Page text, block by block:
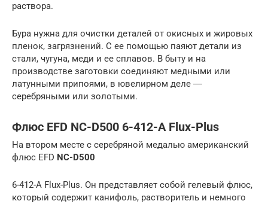
раствора.
Бура нужна для очистки деталей от окисных и жировых
пленок, загрязнений. С ее помощью паяют детали из
стали, чугуна, меди и ее сплавов. В быту и на
производстве заготовки соединяют медными или
латунными припоями, в ювелирном деле ―
серебряными или золотыми.
Флюс EFD NC-D500 6-412-A Flux-Plus
На втором месте с серебряной медалью американский
флюс EFD NC-D500
6-412-A Flux-Plus. Он представляет собой гелевый флюс,
который содержит канифоль, растворитель и немного